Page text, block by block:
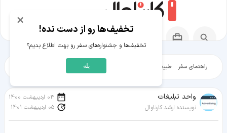
راهنمای سفر طبیعت‌گردی شهرگردی
واحد تبلیغات
نویسنده ارشد کارناوال
03 اردیبهشت 1400
05 اردیبهشت 1401
×
تخفیف‌ها رو از دست نده!
تخفیف‌ها و جشنواره‌های سفر رو بهت اطلاع بدیم؟
بله